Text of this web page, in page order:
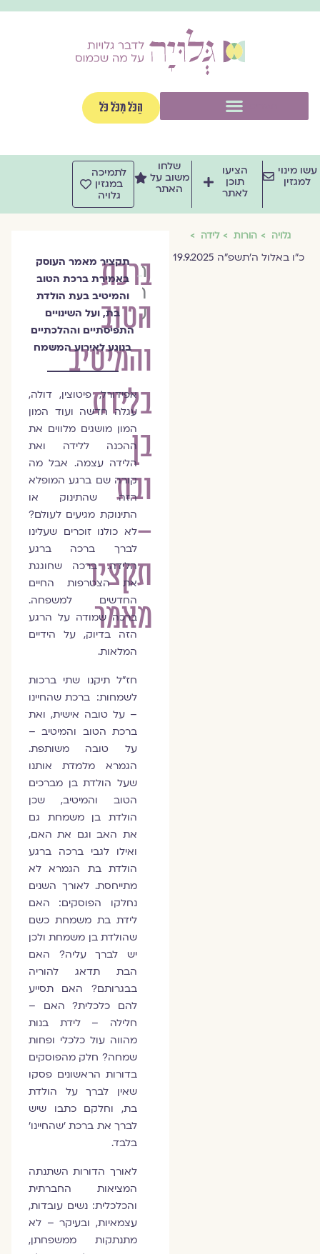
לתוכן
הַכֹּל מִכֹּל כֹּל
עשו מינוי
למגזין
הציעו
תוכן
לאתר
שלחו
משוב על
האתר
לתמיכה
במגזין
גלויה
גלויה הורות לידה
כ״ו באלול ה׳תשפ״ה 19.9.2025
ברכת
הטוב
והמיטיב
בלידת
בן
ובת
–
תקציר
מאמר
הרבנית
חמוטל
שובל
תקציר מאמר העוסק
באמירת ברכת הטוב
והמיטיב בעת הולדת
בת, ועל השינויים
התפיסתיים וההלכתיים
בנוגע לאירוע המשמח
אפידורל, פיטוצין, דולה,
עגלה חדשה ועוד המון
המון מושגים מלווים את
ההכנה ללידה ואת
הלידה עצמה. אבל מה
קורה שם ברגע המופלא
הזה שהתינוק או
התינוקת מגיעים לעולם?
לא כולנו זוכרים שעלינו
לברך ברכה ברגע
הלידה. ברכה שחוגגת
את הצטרפות החיים
החדשים למשפחה.
ברכה שמודה על הרגע
הזה בדיוק, על הידיים
המלאות.
חז"ל תיקנו שתי ברכות
לשמחות: ברכת שהחיינו
– על טובה אישית, ואת
ברכת הטוב והמיטיב –
על טובה משותפת.
הגמרא מלמדת אותנו
שעל הולדת בן מברכים
הטוב והמיטיב, שכן
הולדת בן משמחת גם
את האב וגם את האם,
ואילו לגבי ברכה ברגע
הולדת בת הגמרא לא
מתייחסת. לאורך השנים
נחלקו הפוסקים: האם
לידת בת משמחת כשם
שהולדת בן משמחת ולכן
יש לברך עליה? האם
הבת תדאג להוריה
בבגרותם? האם תסייע
להם כלכלית? האם –
חלילה – לידת בנות
מהווה עול כלכלי ופחות
שמחה? חלק מהפוסקים
בדורות הראשונים פסקו
שאין לברך על הולדת
בת, וחלקם כתבו שיש
לברך את ברכת 'שהחיינו'
בלבד.
לאורך הדורות השתנתה
המציאות החברתית
והכלכלית: נשים עובדות,
עצמאיות, ובעיקר – לא
מתנתקות ממשפחתן,